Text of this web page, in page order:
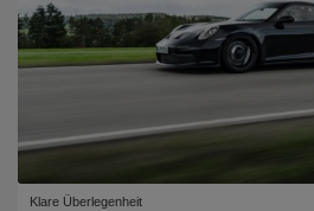
Klare Überlegenheit